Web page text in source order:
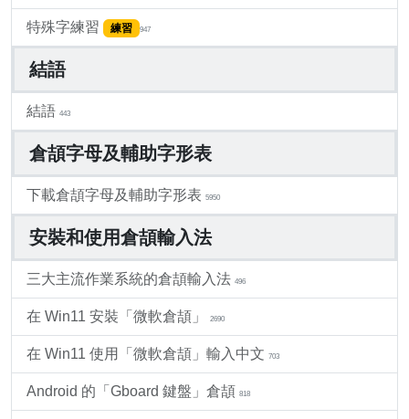
特殊字練習 練習 947
結語
結語 443
倉頡字母及輔助字形表
下載倉頡字母及輔助字形表 5950
安裝和使用倉頡輸入法
三大主流作業系統的倉頡輸入法 496
在 Win11 安裝「微軟倉頡」 2690
在 Win11 使用「微軟倉頡」輸入中文 703
Android 的「Gboard 鍵盤」倉頡 818